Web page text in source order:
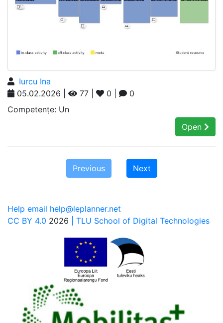
Iurcu Ina
05.02.2026 |
77 | 0 |
0
Competențe: Un
Open
Previous Next
Help email help@leplanner.net
CC BY 4.0 2026 | TLU School of Digital Technologies